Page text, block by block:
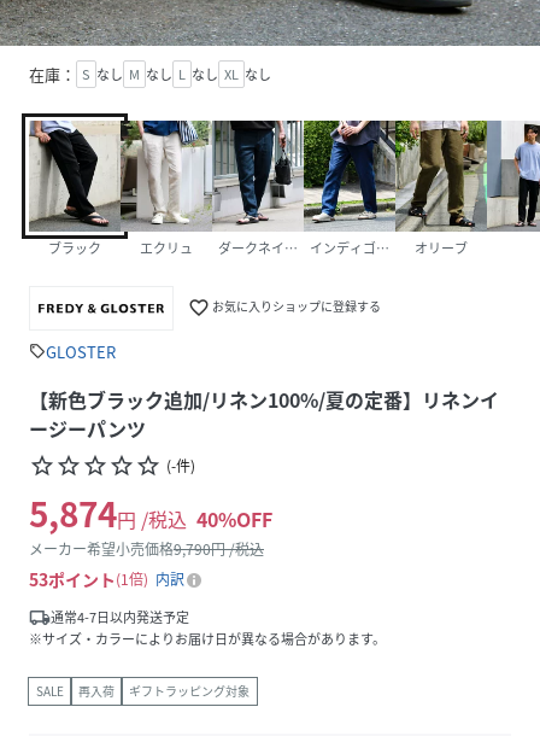
在庫： S なし M なし L なし XL なし
ブラック エクリュ ダークネイビー インディゴブルー オリーブ
favorite_border お気に入りショップに登録する
sellGLOSTER
【新色ブラック追加/リネン100%/夏の定番】リネンイ
ージーパンツ
star_borderstar_borderstar_borderstar_borderstar_border (-件)
5,874円 /税込 40%OFF
メーカー希望小売価格9,790円 /税込
53ポイント 1倍
内訳
local_shipping通常4-7日以内発送予定
※サイズ・カラーによりお届け日が異なる場合があります。
SALE 再入荷 ギフトラッピング対象